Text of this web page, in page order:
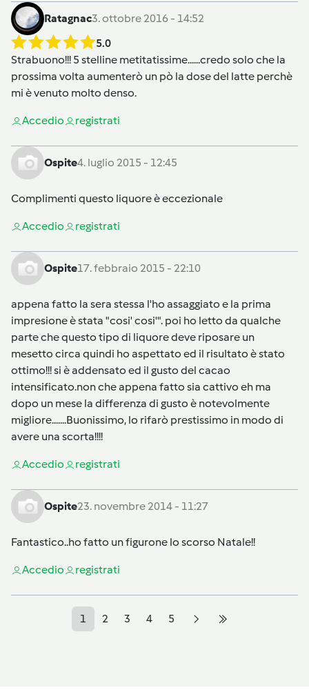
Ratagnac3. ottobre 2016 - 14:52
5.0
Strabuono!!! 5 stelline metitatissime......credo solo che la
prossima volta aumenterò un pò la dose del latte perchè
mi è venuto molto denso.
Accedio registrati
Ospite4. luglio 2015 - 12:45
Complimenti questo liquore è eccezionale
Accedio registrati
Ospite17. febbraio 2015 - 22:10
appena fatto la sera stessa l'ho assaggiato e la prima
impresione è stata "cosi' cosi'". poi ho letto da qualche
parte che questo tipo di liquore deve riposare un
mesetto circa quindi ho aspettato ed il risultato è stato
ottimo!!! si è addensato ed il gusto del cacao
intensificato.non che appena fatto sia cattivo eh ma
dopo un mese la differenza di gusto è notevolmente
migliore.......Buonissimo, lo rifarò prestissimo in modo di
avere una scorta!!!!
Accedio registrati
Ospite23. novembre 2014 - 11:27
Fantastico..ho fatto un figurone lo scorso Natale!!
Accedio registrati
1 2 3 4 5